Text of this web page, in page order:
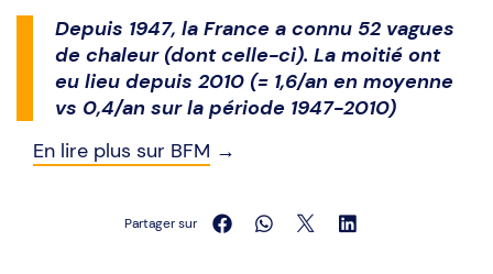
Depuis 1947, la France a connu 52 vagues
de chaleur (dont celle-ci). La moitié ont
eu lieu depuis 2010 (= 1,6/an en moyenne
vs 0,4/an sur la période 1947-2010)
En lire plus sur BFM →
Partager sur